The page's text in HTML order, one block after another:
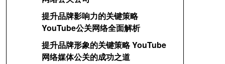
提升品牌影响力的关键策略
YouTube公关网络全面解析
提升品牌形象的关键策略 YouTube
网络媒体公关的成功之道